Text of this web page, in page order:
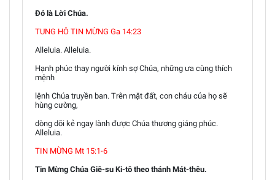
Đó là Lời Chúa.
TUNG HÔ TIN MỪNG Ga 14:23
Alleluia. Alleluia.
Hạnh phúc thay người kính sợ Chúa, những ưa cùng thích
mệnh
lệnh Chúa truyền ban. Trên mặt đất, con cháu của họ sẽ
hùng cường,
dòng dõi kẻ ngay lành được Chúa thương giáng phúc.
Alleluia.
TIN MỪNG Mt 15:1-6
Tin Mừng Chúa Giê-su Ki-tô theo thánh Mát-thêu.